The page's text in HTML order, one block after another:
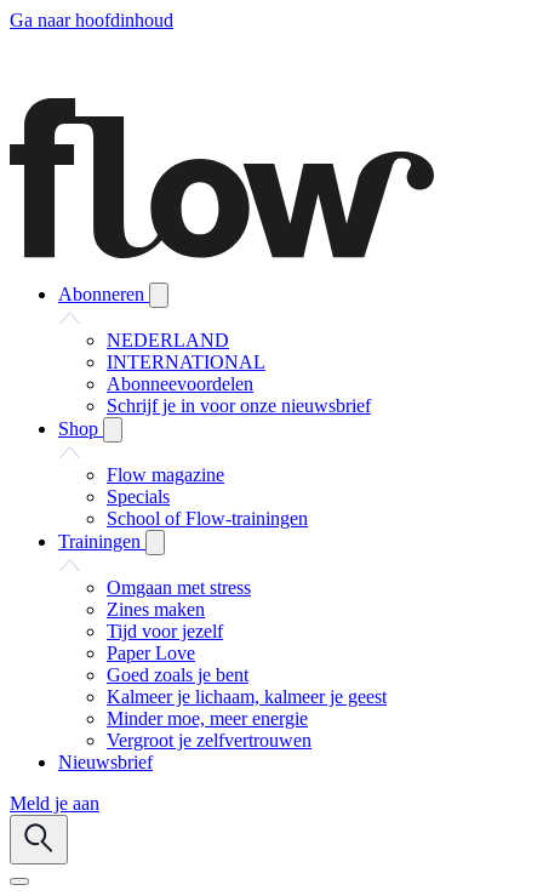
Ga naar hoofdinhoud
Abonneren
NEDERLAND
INTERNATIONAL
Abonneevoordelen
Schrijf je in voor onze nieuwsbrief
Shop
Flow magazine
Specials
School of Flow-trainingen
Trainingen
Omgaan met stress
Zines maken
Tijd voor jezelf
Paper Love
Goed zoals je bent
Kalmeer je lichaam, kalmeer je geest
Minder moe, meer energie
Vergroot je zelfvertrouwen
Nieuwsbrief
Meld je aan